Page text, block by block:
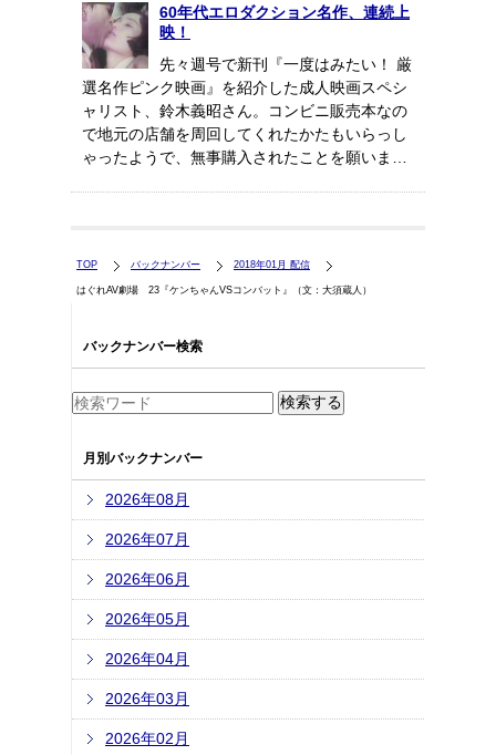
60年代エロダクション名作、連続上
映！
先々週号で新刊『一度はみたい！ 厳
選名作ピンク映画』を紹介した成人映画スペシ
ャリスト、鈴木義昭さん。コンビニ販売本なの
で地元の店舗を周回してくれたかたもいらっし
ゃったようで、無事購入されたことを願いま…
TOP バックナンバー 2018年01月 配信
はぐれAV劇場 23『ケンちゃんVSコンバット』（文：大須蔵人）
バックナンバー検索
月別バックナンバー
2026年08月
2026年07月
2026年06月
2026年05月
2026年04月
2026年03月
2026年02月